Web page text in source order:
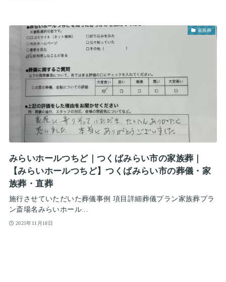
家族葬
みらいホールつちど｜つくばみらい市の家族葬｜
【みらいホールつちど】つくばみらい市の葬儀・家
族葬・直葬
施行させていただいた葬儀事例 項目詳細葬儀プラン家族葬プラ
ン斎場名みらいホール...
2025年11月18日